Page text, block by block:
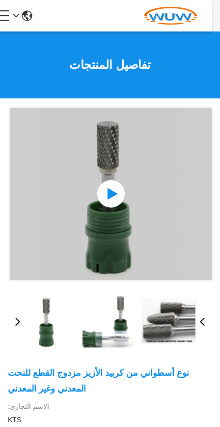
تفاصيل المنتجات
نوع أسطواني من كربيد الأزيز مزدوج القطع للنحت
المعدني وغير المعدني
الاسم التجاري:
KTS